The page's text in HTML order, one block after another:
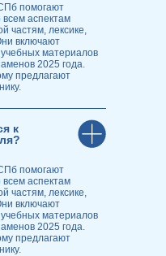
помогают
всем аспектам
частям, лексике,
включают
материалов
2025 года.
предлагают
к
помогают
всем аспектам
частям, лексике,
включают
материалов
2025 года.
предлагают